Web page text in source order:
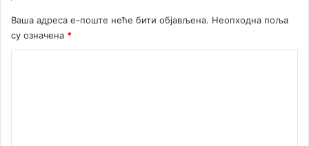
Ваша адреса е-поште неће бити објављена. Неопходна поља
су означена *